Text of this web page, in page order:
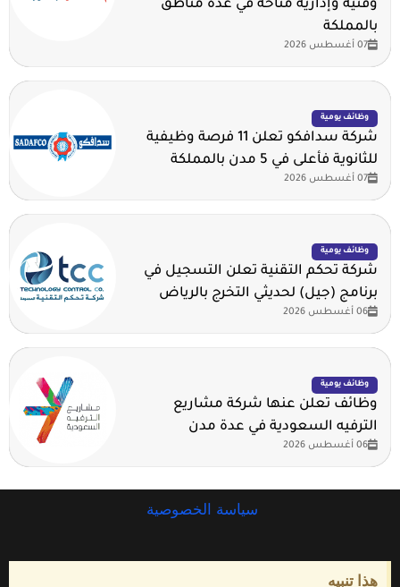
وفنية وإدارية متاحة في عدة مناطق
بالمملكة
07 أغسطس 2026
وظائف يومية
شركة سدافكو تعلن 11 فرصة وظيفية
للثانوية فأعلى في 5 مدن بالمملكة
07 أغسطس 2026
وظائف يومية
شركة تحكم التقنية تعلن التسجيل في
برنامج (جيل) لحديثي التخرج بالرياض
06 أغسطس 2026
وظائف يومية
وظائف تعلن عنها شركة مشاريع
الترفيه السعودية في عدة مدن
06 أغسطس 2026
سياسة الخصوصية
هذا تنبيه